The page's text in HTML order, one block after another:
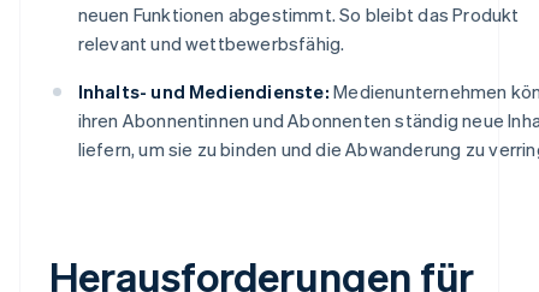
neuen Funktionen abgestimmt. So bleibt das Produkt
relevant und wettbewerbsfähig.
Inhalts- und Mediendienste: Medienunternehmen
ihren Abonnentinnen und Abonnenten ständig neue
liefern, um sie zu binden und die Abwanderung zu
Herausforderungen für